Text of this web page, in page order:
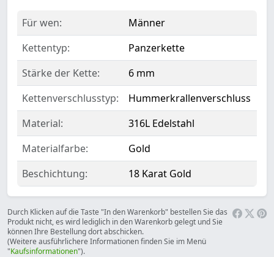
Für wen:
Männer
Kettentyp:
Panzerkette
Stärke der Kette:
6 mm
Kettenverschlusstyp:
Hummerkrallenverschluss
Material:
316L Edelstahl
Materialfarbe:
Gold
Beschichtung:
18 Karat Gold
Durch Klicken auf die Taste "In den Warenkorb" bestellen Sie das
Produkt nicht, es wird lediglich in den Warenkorb gelegt und Sie
können Ihre Bestellung dort abschicken.
(Weitere ausführlichere Informationen finden Sie im Menü
"Kaufsinformationen").